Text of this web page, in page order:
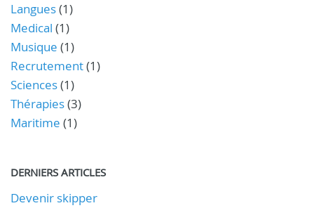
Langues(1)
Medical (1)
Musique (1)
Recrutement(1)
Sciences(1)
Thérapies(3)
Maritime (1)
DERNIERS ARTICLES
Devenir skipper